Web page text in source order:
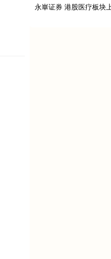
永崋证券 港股医疗板块